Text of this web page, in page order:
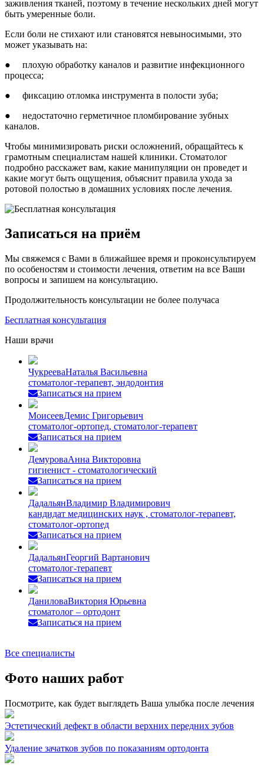
заживления тканей, поэтому в течение нескольких дней могут
быть умеренные боли.
Если боли не стихают или становятся невыносимыми, это
может указывать на:
● плохую обработку каналов и развитие инфекционного
процесса;
● фиксацию отломка инструмента в полости зуба;
● недостаточно герметичное пломбирование зубных
каналов.
Чтобы минимизировать риски осложнений, обращайтесь к
грамотным специалистам нашей клиники. Стоматолог
подробно расскажет вам, какие манипуляции он проведет и
какие могут быть ощущения, объяснит правила ухода за
ротовой полостью в домашних условиях после лечения.
Записаться на приём
Мы свяжемся с Вами в ближайшее время и проконсультируем
по особеностям и стоимости лечения, ответим на все Ваши
вопросы и запишем на консультацию.
Продолжительность консультации не более получаса
Бесплатная консультация
Наши врачи
ЧукрееваНаталья Васильевна
стоматолог-терапевт, эндодонтия
Записаться на прием
МоисеевДемис Григорьевич
стоматолог-ортопед, стоматолог-терапевт
Записаться на прием
ДемуроваАнна Викторовна
гигиенист - стоматологический
Записаться на прием
ДадальянВладимир Владимирович
кандидат медицинских наук , стоматолог-терапевт,
стоматолог-ортопед
Записаться на прием
ДадальянГеоргий Вартанович
стоматолог-терапевт
Записаться на прием
ДаниловаВиктория Юрьевна
стоматолог – ортодонт
Записаться на прием
Все специалисты
Фото наших работ
Посмотрите, как будет выглядеть Ваша улыбка после лечения
Эстетический дефект в области верхних передних зубов
Удаление зачатков зубов по показаниям ортодонта